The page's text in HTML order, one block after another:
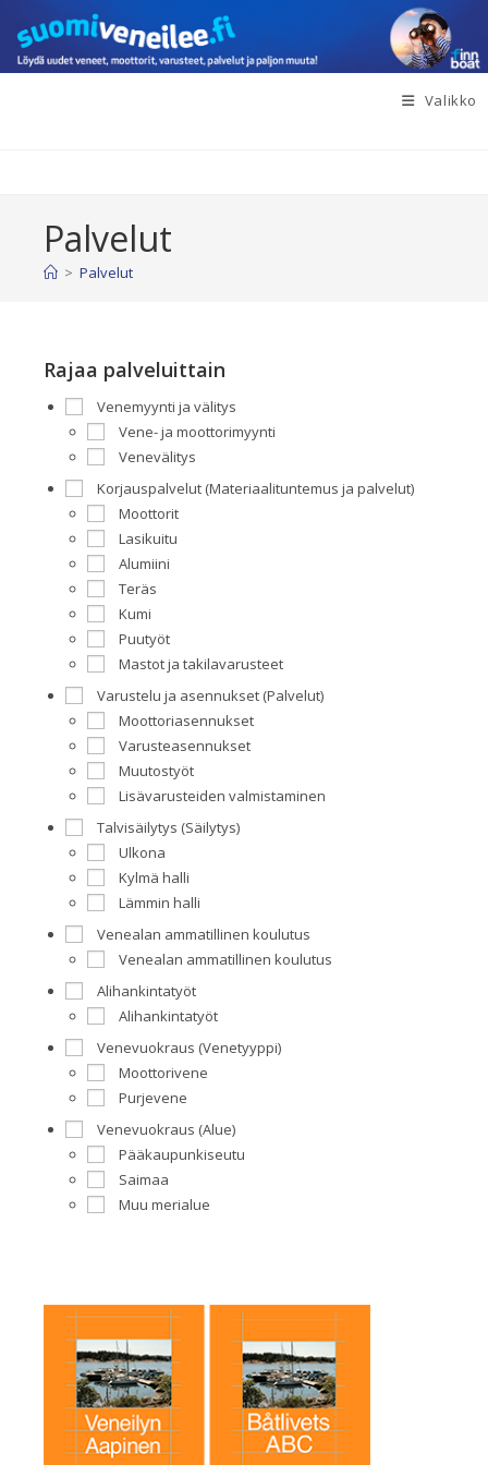
suoraan
sisältöön
Valikko
Palvelut
> Palvelut
Rajaa palveluittain
Venemyynti ja välitys
Vene- ja moottorimyynti
Venevälitys
Korjauspalvelut (Materiaalituntemus ja palvelut)
Moottorit
Lasikuitu
Alumiini
Teräs
Kumi
Puutyöt
Mastot ja takilavarusteet
Varustelu ja asennukset (Palvelut)
Moottoriasennukset
Varusteasennukset
Muutostyöt
Lisävarusteiden valmistaminen
Talvisäilytys (Säilytys)
Ulkona
Kylmä halli
Lämmin halli
Venealan ammatillinen koulutus
Venealan ammatillinen koulutus
Alihankintatyöt
Alihankintatyöt
Venevuokraus (Venetyyppi)
Moottorivene
Purjevene
Venevuokraus (Alue)
Pääkaupunkiseutu
Saimaa
Muu merialue